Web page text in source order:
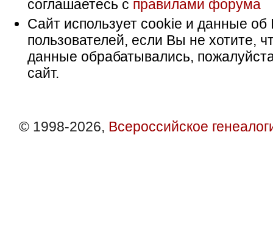
соглашаетесь с правилами форума
Сайт использует cookie и данные об
пользователей, если Вы не хотите,
данные обрабатывались,
сайт.
© 1998-2026, Всероссийское